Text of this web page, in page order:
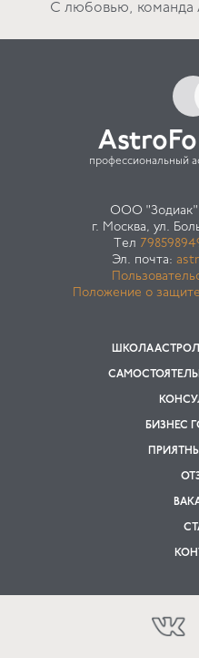
С любовью, команда
профессиональный
ООО "Зодиак"
г. Москва, ул.
Тел
Эл. почта:
Положение о
ШКОЛА
БИЗНЕС